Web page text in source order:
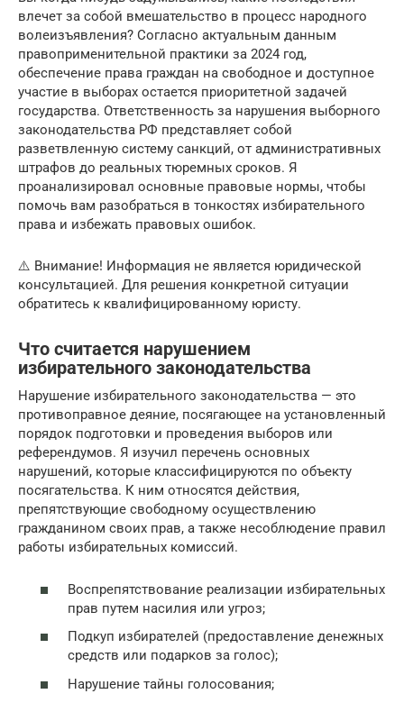
влечет за собой вмешательство в процесс народного
волеизъявления? Согласно актуальным данным
правоприменительной практики за 2024 год,
обеспечение права граждан на свободное и доступное
участие в выборах остается приоритетной задачей
государства. Ответственность за нарушения выборного
законодательства РФ представляет собой
разветвленную систему санкций, от административных
штрафов до реальных тюремных сроков. Я
проанализировал основные правовые нормы, чтобы
помочь вам разобраться в тонкостях избирательного
права и избежать правовых ошибок.
⚠️ Внимание! Информация не является юридической
консультацией. Для решения конкретной ситуации
обратитесь к квалифицированному юристу.
Что считается нарушением
избирательного законодательства
Нарушение избирательного законодательства — это
противоправное деяние, посягающее на установленный
порядок подготовки и проведения выборов или
референдумов. Я изучил перечень основных
нарушений, которые классифицируются по объекту
посягательства. К ним относятся действия,
препятствующие свободному осуществлению
гражданином своих прав, а также несоблюдение правил
работы избирательных комиссий.
Воспрепятствование реализации избирательных
прав путем насилия или угроз;
Подкуп избирателей (предоставление денежных
средств или подарков за голос);
Нарушение тайны голосования;